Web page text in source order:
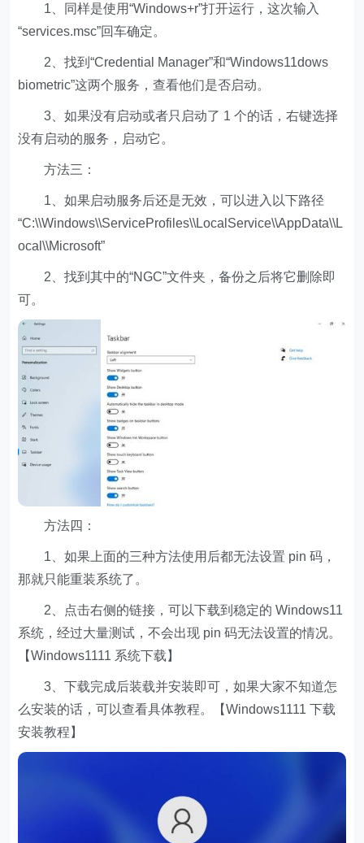
1、同样是使用“Windows+r”打开运行，这次输入
“services.msc”回车确定。
2、找到“Credential Manager”和“Windows11dows
biometric”这两个服务，查看他们是否启动。
3、如果没有启动或者只启动了 1 个的话，右键选择
没有启动的服务，启动它。
方法三：
1、如果启动服务后还是无效，可以进入以下路径
“C:\\Windows\\ServiceProfiles\\LocalService\\AppData\\L
ocal\\Microsoft”
2、找到其中的“NGC”文件夹，备份之后将它删除即
可。
方法四：
1、如果上面的三种方法使用后都无法设置 pin 码，
那就只能重装系统了。
2、点击右侧的链接，可以下载到稳定的 Windows11
系统，经过大量测试，不会出现 pin 码无法设置的情况。
【Windows1111 系统下载】
3、下载完成后装载并安装即可，如果大家不知道怎
么安装的话，可以查看具体教程。【Windows1111 下载
安装教程】